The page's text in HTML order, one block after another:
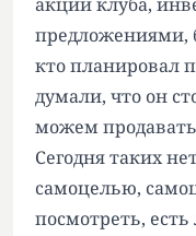
предложениями,
кто планировал
думали, что он
можем
Сегодня таких
самоцелью,
посмотреть,